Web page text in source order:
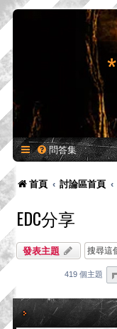
*
問答集
首頁 討論區首頁
EDC分享
發表主題
419 個主題